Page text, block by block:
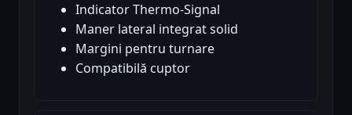
Indicator Thermo-Signal
Maner lateral integrat solid
Margini pentru turnare
Compatibilă cuptor